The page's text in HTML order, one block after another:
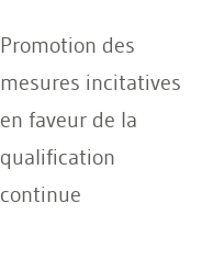
Promotion des
mesures incitatives
en faveur de la
qualification
continue